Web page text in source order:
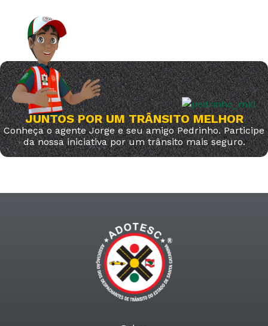
JUNTOS POR UM TRÂNSITO MELHOR
Conheça o agente Jorge e seu amigo Pedrinho. Participe
da nossa iniciativa por um trânsito mais seguro.